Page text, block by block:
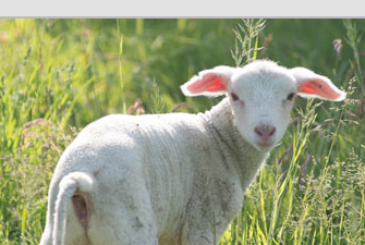
in Salem-Buggensegel